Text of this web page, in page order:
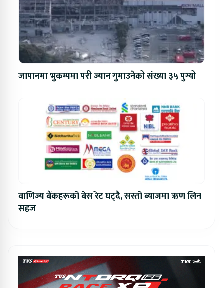
जापानमा भुकम्पमा परी ज्यान गुमाउनेको संख्या ३५ पुग्यो
वाणिज्य बैंकहरूको बेस रेट घट्दै, सस्तो ब्याजमा ऋण लिन
सहज